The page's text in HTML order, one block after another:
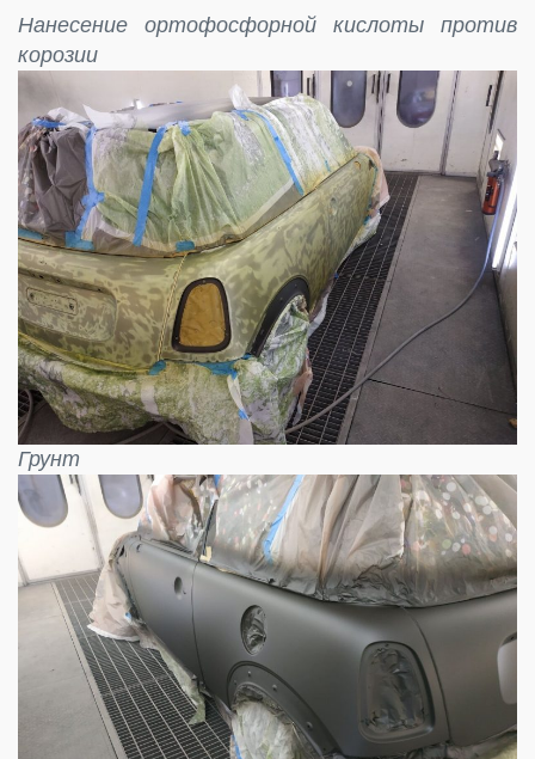
Нанесение ортофосфорной кислоты против
корозии
Грунт